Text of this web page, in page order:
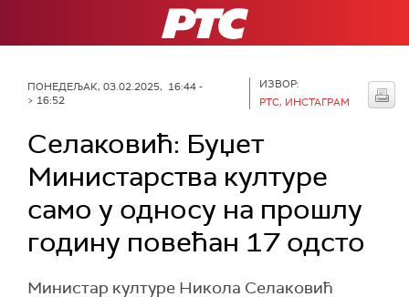
РТС
ПОНЕДЕЉАК, 03.02.2025, 16:44 -
> 16:52
ИЗВОР:
РТС, ИНСТАГРАМ
Селаковић: Буџет
Министарства културе
само у односу на прошлу
годину повећан 17 одсто
Министар културе Никола Селаковић